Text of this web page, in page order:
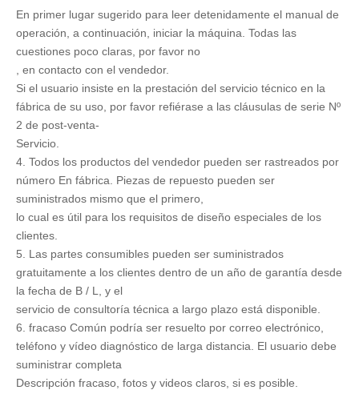
En primer lugar sugerido para leer detenidamente el manual de
operación, a continuación, iniciar la máquina. Todas las
cuestiones poco claras, por favor no
, en contacto con el vendedor.
Si el usuario insiste en la prestación del servicio técnico en la
fábrica de su uso, por favor refiérase a las cláusulas de serie Nº
2 de post-venta-
Servicio.
4. Todos los productos del vendedor pueden ser rastreados por
número En fábrica. Piezas de repuesto pueden ser
suministrados mismo que el primero,
lo cual es útil para los requisitos de diseño especiales de los
clientes.
5. Las partes consumibles pueden ser suministrados
gratuitamente a los clientes dentro de un año de garantía desde
la fecha de B / L, y el
servicio de consultoría técnica a largo plazo está disponible.
6. fracaso Común podría ser resuelto por correo electrónico,
teléfono y vídeo diagnóstico de larga distancia. El usuario debe
suministrar completa
Descripción fracaso, fotos y videos claros, si es posible.